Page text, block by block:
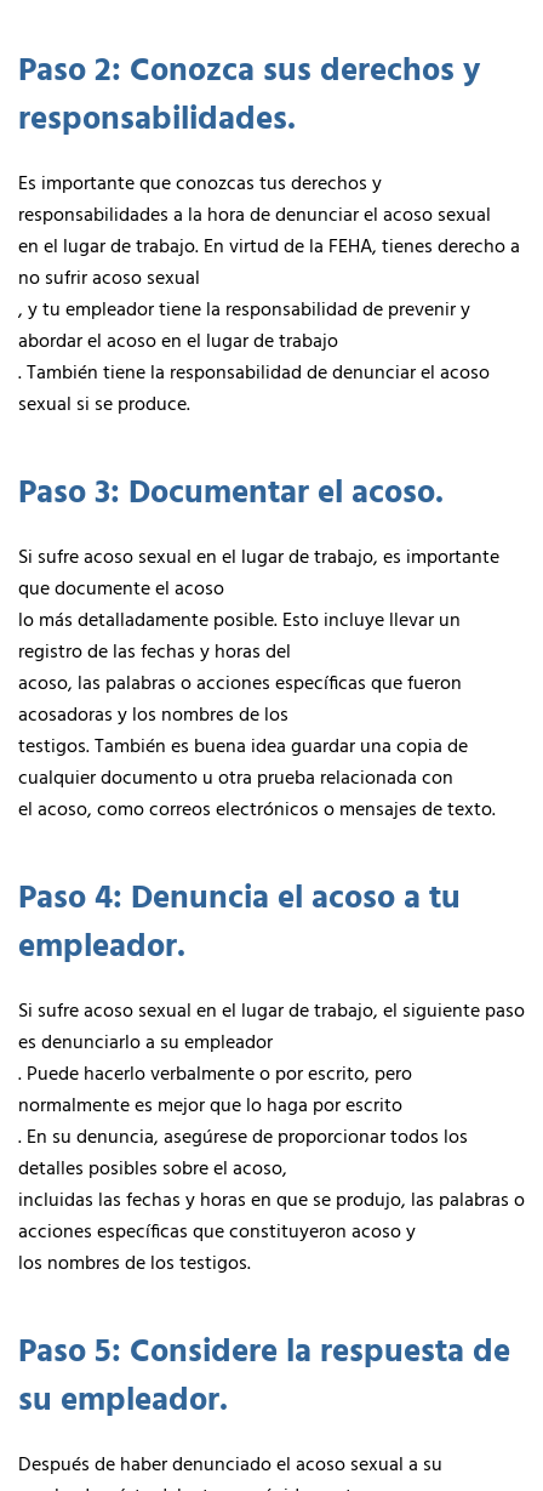
Paso 2: Conozca sus derechos y
responsabilidades.
Es importante que conozcas tus derechos y
responsabilidades a la hora de denunciar el acoso sexual
en el lugar de trabajo. En virtud de la FEHA, tienes derecho a
no sufrir acoso sexual
, y tu empleador tiene la responsabilidad de prevenir y
abordar el acoso en el lugar de trabajo
. También tiene la responsabilidad de denunciar el acoso
sexual si se produce.
Paso 3: Documentar el acoso.
Si sufre acoso sexual en el lugar de trabajo, es importante
que documente el acoso
lo más detalladamente posible. Esto incluye llevar un
registro de las fechas y horas del
acoso, las palabras o acciones específicas que fueron
acosadoras y los nombres de los
testigos. También es buena idea guardar una copia de
cualquier documento u otra prueba relacionada con
el acoso, como correos electrónicos o mensajes de texto.
Paso 4: Denuncia el acoso a tu
empleador.
Si sufre acoso sexual en el lugar de trabajo, el siguiente paso
es denunciarlo a su empleador
. Puede hacerlo verbalmente o por escrito, pero
normalmente es mejor que lo haga por escrito
. En su denuncia, asegúrese de proporcionar todos los
detalles posibles sobre el acoso,
incluidas las fechas y horas en que se produjo, las palabras o
acciones específicas que constituyeron acoso y
los nombres de los testigos.
Paso 5: Considere la respuesta de
su empleador.
Después de haber denunciado el acoso sexual a su